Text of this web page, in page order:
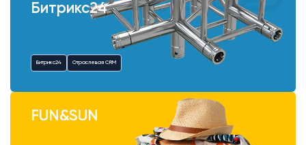
Битрикс24
Битрикс24 Отраслевая CRM
FUN&SUN